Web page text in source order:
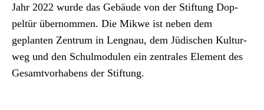
Jahr 2022 wurde das Gebäude von der Stiftung Dop­
peltür über­nom­men. Die Mik­we ist neben dem
geplanten Zen­trum in Leng­nau, dem Jüdis­chen Kul­tur­
weg und den Schulmod­ulen ein zen­trales Ele­ment des
Gesamtvorhabens der Stiftung.